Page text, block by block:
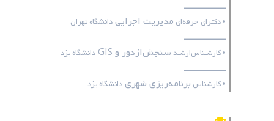
ـــــــــــــــــ
• دکترای حرفه‌ای مدیریت اجرایی دانشگاه تهران
ـــــــــــــــــ
• کارشـناس‌ارشـد سنجش‌ازدور و GIS دانشگاه یزد
ـــــــــــــــــ
• کارشناس برنامه‌ریزی شهری دانشگاه یزد